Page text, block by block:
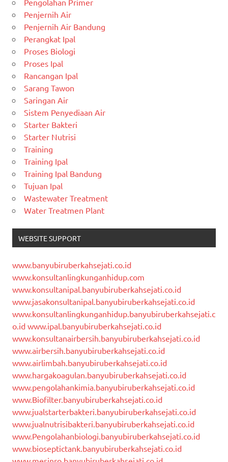
Pengolahan Primer
Penjernih Air
Penjernih Air Bandung
Perangkat Ipal
Proses Biologi
Proses Ipal
Rancangan Ipal
Sarang Tawon
Saringan Air
Sistem Penyediaan Air
Starter Bakteri
Starter Nutrisi
Training
Training Ipal
Training Ipal Bandung
Tujuan Ipal
Wastewater Treatment
Water Treatmen Plant
WEBSITE SUPPORT
www.banyubiruberkahsejati.co.id
www.konsultanlingkunganhidup.com
www.konsultanipal.banyubiruberkahsejati.co.id
www.jasakonsultanipal.banyubiruberkahsejati.co.id
www.konsultanlingkunganhidup.banyubiruberkahsejati.c
o.id www.ipal.banyubiruberkahsejati.co.id
www.konsultanairbersih.banyubiruberkahsejati.co.id
www.airbersih.banyubiruberkahsejati.co.id
www.airlimbah.banyubiruberkahsejati.co.id
www.hargakoagulan.banyubiruberkahsejati.co.id
www.pengolahankimia.banyubiruberkahsejati.co.id
www.Biofilter.banyubiruberkahsejati.co.id
www.jualstarterbakteri.banyubiruberkahsejati.co.id
www.jualnutrisibakteri.banyubiruberkahsejati.co.id
www.Pengolahanbiologi.banyubiruberkahsejati.co.id
www.bioseptictank.banyubiruberkahsejati.co.id